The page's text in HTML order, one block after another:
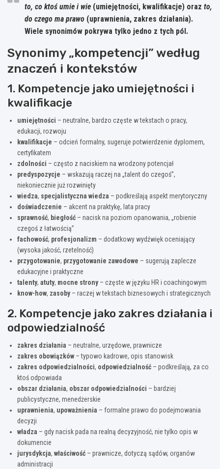
to, co ktoś umie i wie (umiejętności, kwalifikacje) oraz to,
do czego ma prawo (uprawnienia, zakres działania).
Wiele synonimów pokrywa tylko jedno z tych pól.
Synonimy „kompetencji” według
znaczeń i kontekstów
1. Kompetencje jako umiejętności i
kwalifikacje
umiejętności – neutralne, bardzo częste w tekstach o pracy,
edukacji, rozwoju
kwalifikacje – odcień formalny, sugeruje potwierdzenie dyplomem,
certyfikatem
zdolności – często z naciskiem na wrodzony potencjał
predyspozycje – wskazują raczej na „talent do czegoś”,
niekoniecznie już rozwinięty
wiedza, specjalistyczna wiedza – podkreślają aspekt merytoryczny
doświadczenie – akcent na praktykę, lata pracy
sprawność, biegłość – nacisk na poziom opanowania, „robienie
czegoś z łatwością”
fachowość, profesjonalizm – dodatkowy wydźwięk oceniający
(wysoka jakość, rzetelność)
przygotowanie, przygotowanie zawodowe – sugerują zaplecze
edukacyjne i praktyczne
talenty, atuty, mocne strony– częste w języku HR i coachingowym
know-how, zasoby– raczej w tekstach biznesowych i strategicznych
2. Kompetencje jako zakres działania i
odpowiedzialność
zakres działania – neutralne, urzędowe, prawnicze
zakres obowiązków – typowo kadrowe, opis stanowisk
zakres odpowiedzialności, odpowiedzialność – podkreślają, za co
ktoś odpowiada
obszar działania, obszar odpowiedzialności – bardziej
publicystyczne, menedżerskie
uprawnienia, upoważnienia – formalne prawo do podejmowania
decyzji
władza – gdy nacisk pada na realną decyzyjność, nie tylko opis w
dokumencie
jurysdykcja, właściwość – prawnicze, dotyczą sądów, organów
administracji